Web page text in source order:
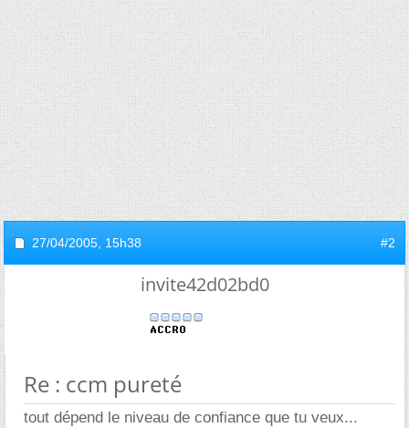
27/04/2005, 15h38 #2
invite42d02bd0
Re : ccm pureté
tout dépend le niveau de confiance que tu veux...